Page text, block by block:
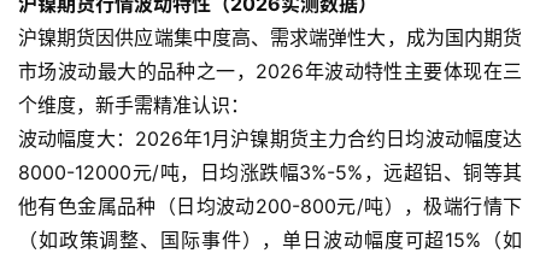
沪镍期货因供应端集中度高、需求端弹性大，成为国内期货
市场波动最大的品种之一，2026年波动特性主要体现在三
个维度，新手需精准认识：
波动幅度大：2026年1月沪镍期货主力合约日均波动幅度达
8000-12000元/吨，日均涨跌幅3%-5%，远超铝、铜等其
他有色金属品种（日均波动200-800元/吨），极端行情下
（如政策调整、国际事件），单日波动幅度可超15%（如